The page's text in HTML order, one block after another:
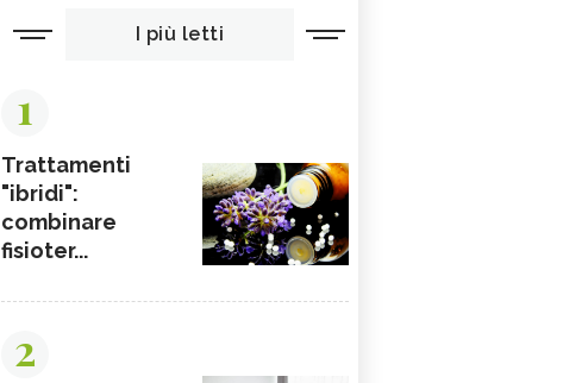
I più letti
1
Trattamenti
"ibridi":
combinare
fisioter...
2